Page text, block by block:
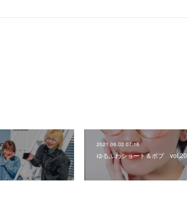
2021.06.02 07:16
ゆるふわショート＆ボブ vol.20